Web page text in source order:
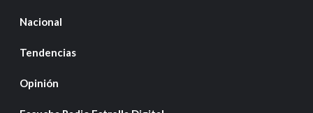
Nacional
Tendencias
Opinión